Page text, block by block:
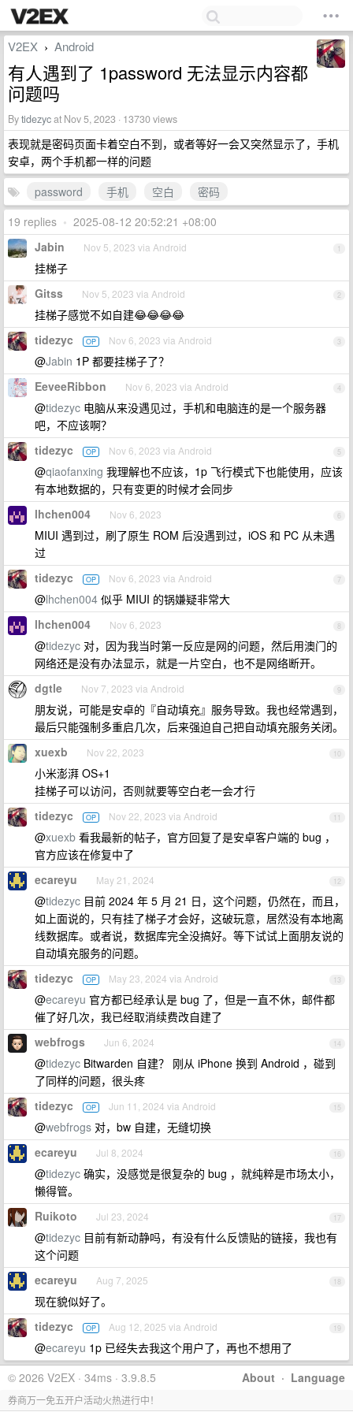
V2EX › Android
有人遇到了 1password 无法显示内容都
问题吗
Bytidezycat Nov 5, 2023 · 13730 views
表现就是密码页面卡着空白不到，或者等好一会又突然显示了，手机
安卓，两个手机都一样的问题
password
手机 空白
密码
19 replies • 2025-08-12 20:52:21 +08:00
1
Jabin Nov 5, 2023 via Android
挂梯子
2
Gitss Nov 5, 2023 via Android
挂梯子感觉不如自建😂😂😂😂
3
tidezyc OP Nov 6, 2023 via Android
@Jabin 1P 都要挂梯子了？
4
EeveeRibbon Nov 6, 2023 via Android
@tidezyc 电脑从来没遇见过，手机和电脑连的是一个服务器
吧，不应该啊？
5
tidezyc OP Nov 6, 2023 via Android
@qiaofanxing 我理解也不应该，1p 飞行模式下也能使用，应该
有本地数据的，只有变更的时候才会同步
6
lhchen004 Nov 6, 2023
MIUI 遇到过，刷了原生 ROM 后没遇到过，iOS 和 PC 从未遇
过
7
tidezyc OP Nov 6, 2023 via Android
@lhchen004 似乎 MIUI 的锅嫌疑非常大
8
lhchen004 Nov 6, 2023
@tidezyc 对，因为我当时第一反应是网的问题，然后用澳门的
网络还是没有办法显示，就是一片空白，也不是网络断开。
9
dgtle Nov 7, 2023 via Android
朋友说，可能是安卓的『自动填充』服务导致。我也经常遇到，
最后只能强制多重启几次，后来强迫自己把自动填充服务关闭。
10
xuexb Nov 22, 2023
小米澎湃 OS+1
挂梯子可以访问，否则就要等空白老一会才行
11
tidezyc OP Nov 22, 2023 via Android
@xuexb 看我最新的帖子，官方回复了是安卓客户端的 bug ，
官方应该在修复中了
12
ecareyu May 21, 2024
@tidezyc 目前 2024 年 5 月 21 日，这个问题，仍然在，而且，
如上面说的，只有挂了梯子才会好，这破玩意，居然没有本地离
线数据库。或者说，数据库完全没搞好。等下试试上面朋友说的
自动填充服务的问题。
13
tidezyc OP May 23, 2024 via Android
@ecareyu 官方都已经承认是 bug 了，但是一直不休，邮件都
催了好几次，我已经取消续费改自建了
14
webfrogs Jun 6, 2024
@tidezyc Bitwarden 自建？ 刚从 iPhone 换到 Android ，碰到
了同样的问题，很头疼
15
tidezyc OP Jun 11, 2024 via Android
@webfrogs 对，bw 自建，无缝切换
16
ecareyu Jul 8, 2024
@tidezyc 确实，没感觉是很复杂的 bug ，就纯粹是市场太小，
懒得管。
17
Ruikoto Jul 23, 2024
@tidezyc 目前有新动静吗，有没有什么反馈贴的链接，我也有
这个问题
18
ecareyu Aug 7, 2025
现在貌似好了。
19
tidezyc OP Aug 12, 2025 via Android
@ecareyu 1p 已经失去我这个用户了，再也不想用了
About · Language
© 2026 V2EX · 34ms · 3.9.8.5
券商万一免五开户活动火热进行中！